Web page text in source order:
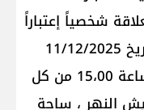
شخصياً إعتباراً
من تاريخ 17/11/2025 ولغاية تاريخ 11/12/2025
ضمناً من الساعة 8،00 وحتى الساعة 15،00 من كل
النهر ، ساحة